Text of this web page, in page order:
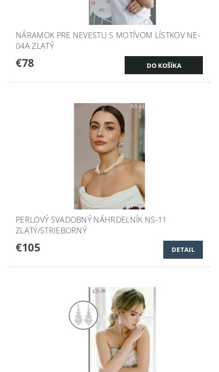
NÁRAMOK PRE NEVESTU S MOTÍVOM LÍSTKOV NE-
04A ZLATÝ
€78
PERLOVÝ SVADOBNÝ NÁHRDELNÍK NS-11
ZLATÝ/STRIEBORNÝ
€105 DETAIL